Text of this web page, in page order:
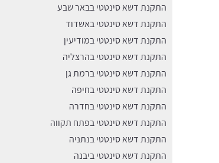
התקנת דשא סינטטי בבאר שבע
התקנת דשא סינטטי באשדוד
התקנת דשא סינטטי במודיעין
התקנת דשא סינטטי בהרצליה
התקנת דשא סינטטי ברמת גן
התקנת דשא סינטטי בחיפה
התקנת דשא סינטטי בחדרה
התקנת דשא סינטטי בפתח תקווה
התקנת דשא סינטטי בנתניה
התקנת דשא סינטטי ביבנה